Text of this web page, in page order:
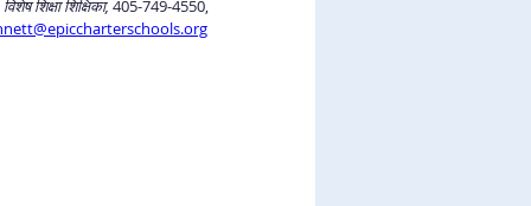
विशेष शिक्षा शिक्षिका, 405-749-4550,